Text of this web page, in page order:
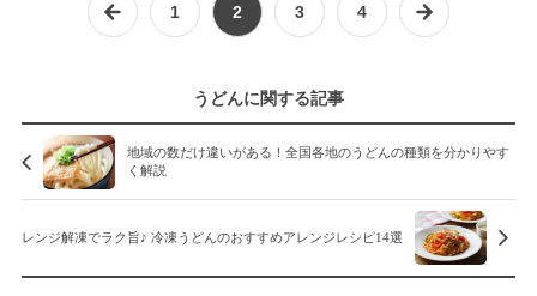
1 2 3 4
うどんに関する記事
地域の数だけ違いがある！全国各地のうどんの種類を分かりやす
く解説
レンジ解凍でラク旨♪ 冷凍うどんのおすすめアレンジレシピ14選